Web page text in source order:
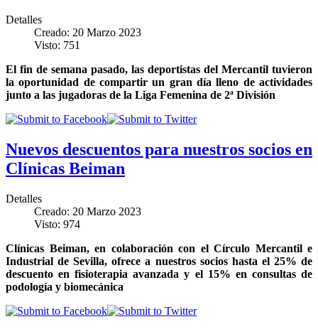
Detalles
Creado: 20 Marzo 2023
Visto: 751
El fin de semana pasado, las deportistas del Mercantil tuvieron
la oportunidad de compartir un gran día lleno de actividades
junto a las jugadoras de la Liga Femenina de 2ª División
Nuevos descuentos para nuestros socios en
Clínicas Beiman
Detalles
Creado: 20 Marzo 2023
Visto: 974
Clínicas Beiman, en colaboración con el Círculo Mercantil e
Industrial de Sevilla, ofrece a nuestros socios hasta el 25% de
descuento en fisioterapia avanzada y el 15% en consultas de
podología y biomecánica